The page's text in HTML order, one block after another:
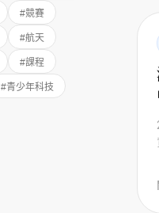
#競賽
#航天
#課程
#青少年科技